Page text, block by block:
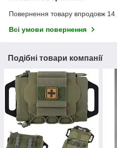
Повернення товару впродовж 14
Всі умови повернення
Подібні товари компанії